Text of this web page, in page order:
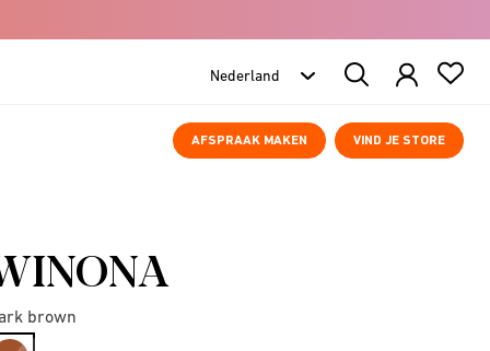
Search
Products
AFSPRAAK MAKEN VIND JE STORE
brown